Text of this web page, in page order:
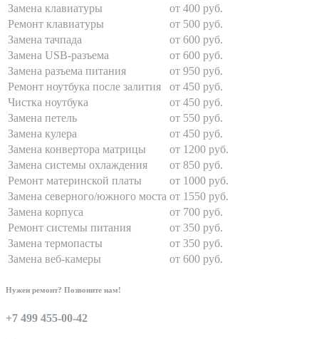
Замена клавиатуры
от 400 руб.
Ремонт клавиатуры
от 500 руб.
Замена тачпада
от 600 руб.
Замена USB-разъема
от 600 руб.
Замена разъема питания
от 950 руб.
Ремонт ноутбука после залития
от 450 руб.
Чистка ноутбука
от 450 руб.
Замена петель
от 550 руб.
Замена кулера
от 450 руб.
Замена конвертора матрицы
от 1200 руб.
Замена системы охлаждения
от 850 руб.
Ремонт материнской платы
от 1000 руб.
Замена северного/южного моста от 1550 руб.
Замена корпуса
от 700 руб.
Ремонт системы питания
от 350 руб.
Замена термопасты
от 350 руб.
Замена веб-камеры
от 600 руб.
Нужен ремонт? Позвоните нам!
+7 499 455-00-42